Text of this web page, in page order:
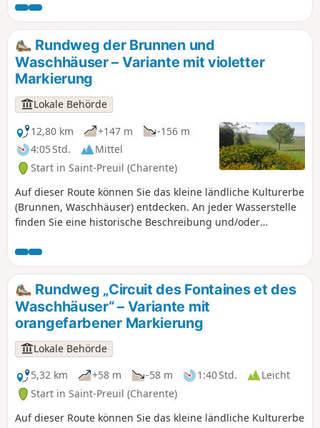
und/oder anekdotische Beschreibung.
Diese Route umfasst auch das
architektonische und historische Erbe
(die Kirche Saint-Projet aus dem 13.
Jahrhundert, die Place Jacquaire, die
protestantische Stele, das Schloss von
Ségeville und die verstreuten Weiler der
Gemeinde). Die Entdeckung dieser
Route verbindet auch die Vorzüge der
Landschaft, der Flora und der Fauna.
Rundweg der Brunnen und
Waschhäuser – Variante mit violetter
Markierung
Lokale Behörde
12,80 km
+147 m
-156 m
4:05 Std.
Mittel
Start in Saint-Preuil (Charente)
Auf dieser Route können Sie das kleine ländliche Kulturerbe
(Brunnen, Waschhäuser) entdecken. An jeder Wasserstelle
finden Sie eine historische Beschreibung und/oder
und historische Erbe (die Kirche Saint-Projet aus dem 13.
Jahrhundert, die Place Jacquaire, das Schloss von Ségeville
und die verstreuten Weiler der Gemeinde). Die Erkundung
dieser Route verbindet zudem landschaftliche, floristische
und faunistische Reize.
Rundweg „Circuit des Fontaines et des
Waschhäuser“ – Variante mit
orangefarbener Markierung
Lokale Behörde
5,32 km
+58 m -58 m 1:40 Std.
Leicht
Start in Saint-Preuil (Charente)
Auf dieser Route können Sie das kleine ländliche Kulturerbe